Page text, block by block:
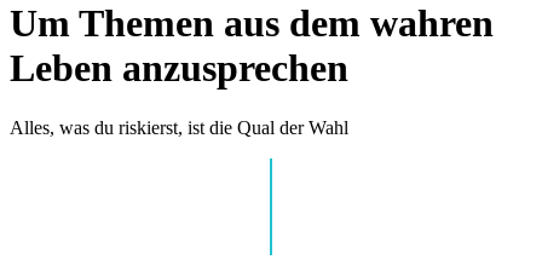
Um Themen aus dem wahren
Leben anzusprechen
Alles, was du riskierst, ist die Qual der Wahl